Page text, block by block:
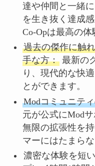
達や仲間と一緒
を生き抜く達成
Co-Opは最高の体
過去の傑作に触
手な方：最新の
り、現代的な快
とができます。
Modコミュニテ
元が公式にMod
無限の拡張性を
マーにはたまらな
濃密な体験を短